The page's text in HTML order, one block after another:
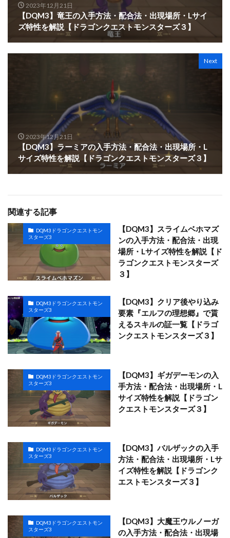
2023年12月21日
【DQM3】竜王の入手方法・配合法・出現場所・Lサイ
ズ特性を解説【ドラゴンクエストモンスターズ３】
Next
2023年12月21日
【DQM3】ラーミアの入手方法・配合法・出現場所・L
サイズ特性を解説【ドラゴンクエストモンスターズ３】
関連する記事
DQM3ドラゴンクエストモン
スターズ3
【DQM3】スライムベホマズ
ンの入手方法・配合法・出現
場所・Lサイズ特性を解説【ド
ラゴンクエストモンスターズ
３】
DQM3ドラゴンクエストモン
スターズ3
【DQM3】クリア後やり込み
要素『エルフの理想郷』で貰
えるスキルの証一覧【ドラゴ
ンクエストモンスターズ３】
DQM3ドラゴンクエストモン
スターズ3
【DQM3】ギガデーモンの入
手方法・配合法・出現場所・L
サイズ特性を解説【ドラゴン
クエストモンスターズ３】
DQM3ドラゴンクエストモン
スターズ3
【DQM3】バルザックの入手
方法・配合法・出現場所・Lサ
イズ特性を解説【ドラゴンク
エストモンスターズ３】
DQM3ドラゴンクエストモン
スターズ3
【DQM3】大魔王ウルノーガ
の入手方法・配合法・出現場